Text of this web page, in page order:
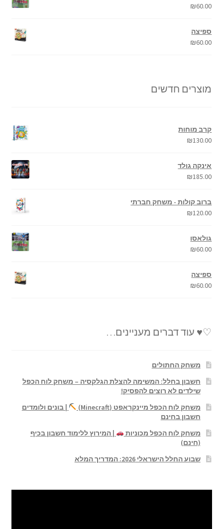
₪60.00
ספיצה
₪60.00
מוצרים חדשים
קרב מוחות
₪130.00
אינקה גולד
₪185.00
ברוב קולות - משחק חברתי
₪120.00
גולאסו
₪60.00
ספיצה
₪60.00
♡♥ עוד דברים מעניינים…
משחק החתולים
חשבון בחלל: המשימה להצלת הגלקסיה – משחק לוח הכפל
שילדים לא רוצים להפסיק!
משחק לוח הכפל מיינקראפט (Minecraft)
| בונים ולומדים
חשבון בחינם
משחק לוח הכפל מכוניות
| המירוץ ללימוד חשבון בכיף
(חינם)
שבוע החלל הישראלי 2026: המדריך המלא